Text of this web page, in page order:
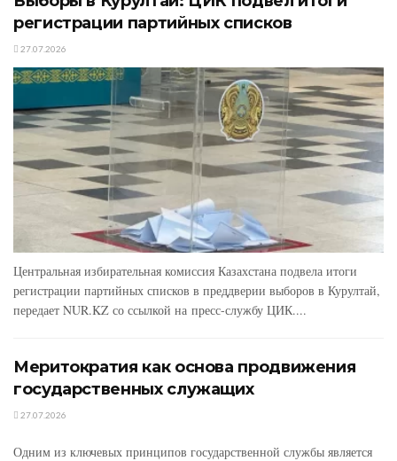
регистрации партийных списков
27.07.2026
Центральная избирательная комиссия Казахстана подвела итоги
регистрации партийных списков в преддверии выборов в Курултай,
передает NUR.KZ со ссылкой на пресс-службу ЦИК....
Меритократия как основа продвижения
государственных служащих
27.07.2026
Одним из ключевых принципов государственной службы является